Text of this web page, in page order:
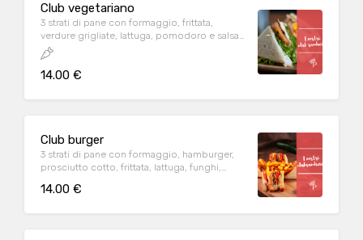
Club vegetariano
3 strati di pane con formaggio, frittata,
verdure grigliate, lattuga, pomodoro e salsa
rosa
14.00 €
Club burger
3 strati di pane con formaggio, hamburger,
prosciutto cotto, frittata, lattuga, funghi,
14.00 €